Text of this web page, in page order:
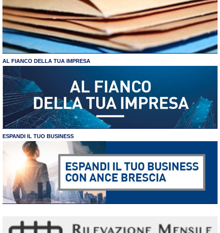
AL FIANCO DELLA TUA IMPRESA
ESPANDI IL TUO BUSINESS